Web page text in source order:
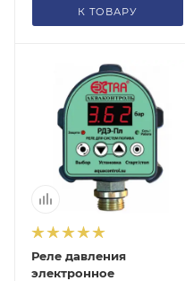
К ТОВАРУ
Реле давления
электронное